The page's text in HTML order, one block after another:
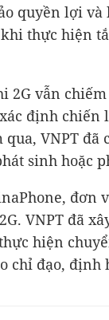
quyền lợi
thực hiện
2G vẫn
định chiến
qua, VNPT
sinh hoặc
đơn
VNPT đã
hiện
chỉ đạo, định